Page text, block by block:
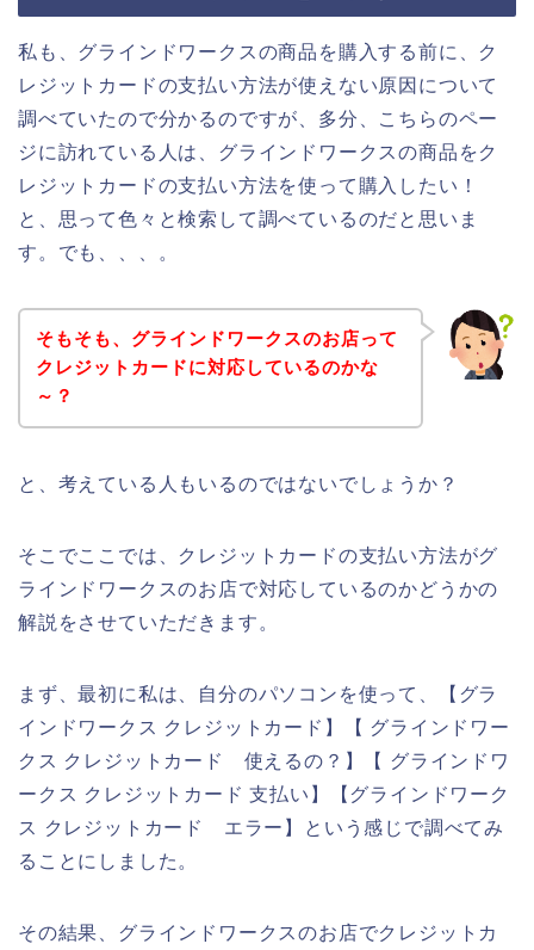
私も、グラインドワークスの商品を購入する前に、ク
レジットカードの支払い方法が使えない原因について
調べていたので分かるのですが、多分、こちらのペー
ジに訪れている人は、グラインドワークスの商品をク
レジットカードの支払い方法を使って購入したい！
と、思って色々と検索して調べているのだと思いま
す。でも、、、。
そもそも、グラインドワークスのお店って
クレジットカードに対応しているのかな
～？
と、考えている人もいるのではないでしょうか？
そこでここでは、クレジットカードの支払い方法がグ
ラインドワークスのお店で対応しているのかどうかの
解説をさせていただきます。
まず、最初に私は、自分のパソコンを使って、【グラ
インドワークス クレジットカード】【 グラインドワー
クス クレジットカード 使えるの？】【 グラインドワ
ークス クレジットカード 支払い】【グラインドワーク
ス クレジットカード エラー】という感じで調べてみ
ることにしました。
その結果、グラインドワークスのお店でクレジットカ